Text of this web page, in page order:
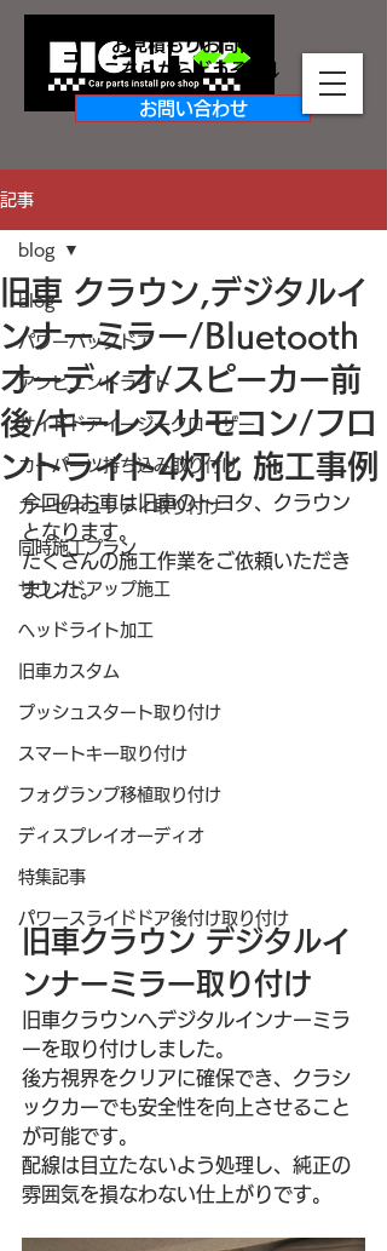
お見積もりお問合せ
​こちらからどうぞ↓↓
お問い合わせ
記事
blog
パワーバックドア
アンビエントライト
サイドドアイージークローザー
カーパーツ持ち込み取り付け
カーセキュリティ取り付け
同時施工プラン
サウンドアップ施工
ヘッドライト加工
旧車カスタム
プッシュスタート取り付け
スマートキー取り付け
フォグランプ移植取り付け
ディスプレイオーディオ
特集記事
パワースライドドア後付け取り付け
blog
旧車 クラウン,デジタルイ
ンナーミラー/Bluetooth
オーディオ/スピーカー前
後/キーレスリモコン/フロ
ントライト4灯化 施工事例
今回のお車は旧車のトヨタ、クラウン
となります。
たくさんの施工作業をご依頼いただき
ました。
旧車クラウン デジタルイ
ンナーミラー取り付け
旧車クラウンへデジタルインナーミラ
ーを取り付けしました。
後方視界をクリアに確保でき、クラシ
ックカーでも安全性を向上させること
が可能です。
配線は目立たないよう処理し、純正の
雰囲気を損なわない仕上がりです。